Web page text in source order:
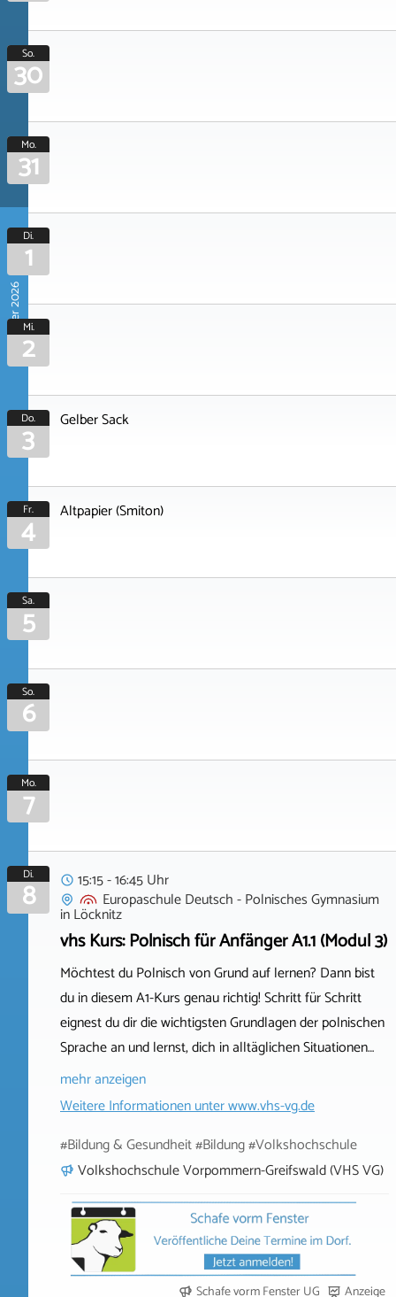
So.
30
Mo.
31
September 2026
Di.
1
Mi.
2
Do.
3 Gelber Sack
Fr.
4 Altpapier (Smiton)
Sa.
5
So.
6
Mo.
7
Di.
8
15:15 - 16:45 Uhr
Europaschule Deutsch - Polnisches Gymnasium
inLöcknitz
vhs Kurs: Polnisch für Anfänger A1.1 (Modul 3)
Möchtest du Polnisch von Grund auf lernen? Dann bist
du in diesem A1-Kurs genau richtig! Schritt für Schritt
eignest du dir die wichtigsten Grundlagen der polnischen
Sprache an und lernst, dich in alltäglichen Situationen…
mehr anzeigen
Weitere Informationen unterwww.vhs-vg.de
#Bildung & Gesundheit #Bildung #Volkshochschule
Volkshochschule Vorpommern-Greifswald (VHS VG)
Schafe vorm Fenster UG Anzeige